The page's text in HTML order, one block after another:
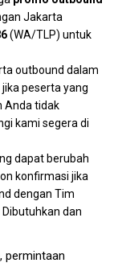
Jakarta
(WA/TLP) untuk
outbound dalam
jika peserta yang
Anda tidak
kami segera di
dapat berubah
konfirmasi jika
dengan Tim
dan
permintaan